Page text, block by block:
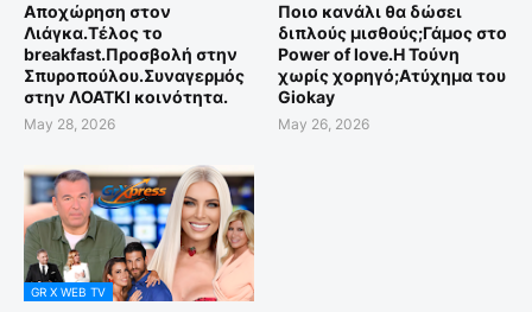
Αποχώρηση στον
Λιάγκα.Τέλος το
breakfast.Προσβολή στην
Σπυροπούλου.Συναγερμός
στην ΛΟΑΤΚΙ κοινότητα.
May 28, 2026
Ποιο κανάλι θα δώσει
διπλούς μισθούς;Γάμος στο
Power of love.Η Τούνη
χωρίς χορηγό;Aτύχημα του
Giokay
May 26, 2026
GR X WEB TV